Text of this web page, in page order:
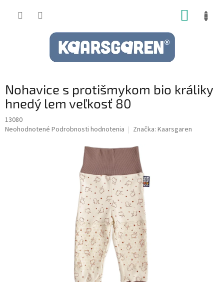
Nohavice s protišmykom bio králiky
hnedý lem veľkosť 80
13080
Priemerné
Neohodnotené Podrobnosti hodnotenia Značka: Kaarsgaren